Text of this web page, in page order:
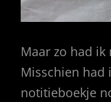
Maar zo had
Misschien had
notitieboekje